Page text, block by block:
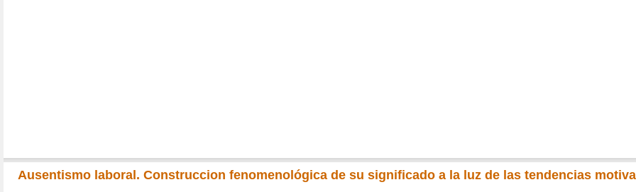
Ausentismo laboral. Construccion fenomenológica de su significado a la luz de las tendencias